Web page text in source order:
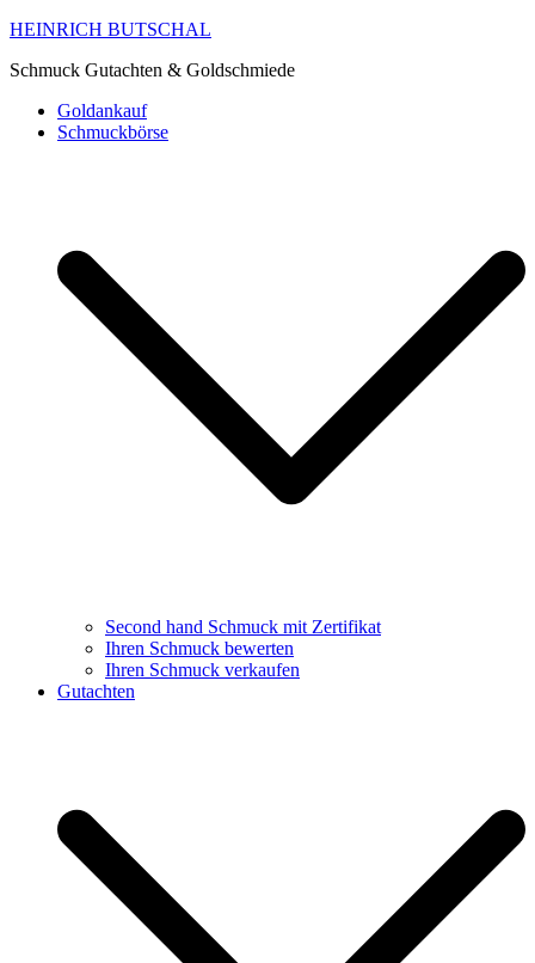
HEINRICH BUTSCHAL
Schmuck Gutachten & Goldschmiede
Goldankauf
Schmuckbörse
Second hand Schmuck mit Zertifikat
Ihren Schmuck bewerten
Ihren Schmuck verkaufen
Gutachten